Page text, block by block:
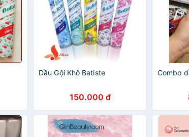
Dầu Gội Khô Batiste
150.000 đ
Combo